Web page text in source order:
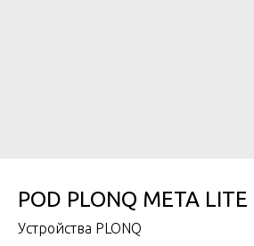
POD PLONQ META
Устройства PLONQ